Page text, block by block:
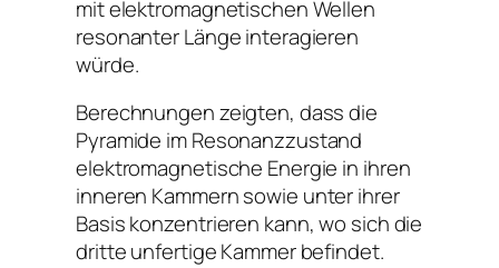
mit elektromagnetischen Wellen
resonanter Länge interagieren
würde.
Berechnungen zeigten, dass die
Pyramide im Resonanzzustand
elektromagnetische Energie in ihren
inneren Kammern sowie unter ihrer
Basis konzentrieren kann, wo sich die
dritte unfertige Kammer befindet.